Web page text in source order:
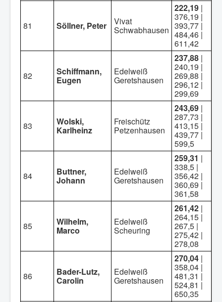
81 Söllner, Peter Vivat
Schwabhausen
222,19 |
376,19 |
393,77 |
484,46 |
611,42
82 Schiffmann,
Eugen
Edelweiß
Geretshausen
237,88 |
240,19 |
269,88 |
296,12 |
299,69
83 Wolski,
Karlheinz
Freischütz
Petzenhausen
243,69 |
287,73 |
413,15 |
439,77 |
599,5
84 Buttner,
Johann
Edelweiß
Geretshausen
259,31 |
338,5 |
356,42 |
360,69 |
361,58
85 Wilhelm,
Marco
Edelweiß
Scheuring
261,42 |
264,15 |
267,5 |
275,42 |
278,08
86 Bader-Lutz,
Carolin
Edelweiß
Geretshausen
270,04 |
358,04 |
481,31 |
524,81 |
650,35